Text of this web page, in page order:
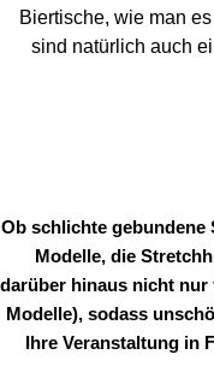
Biertische, wie man
sind natürlich auch
Ob schlichte gebundene
Modelle, die
darüber hinaus nicht nur
Modelle), sodass
Ihre Veranstaltung in